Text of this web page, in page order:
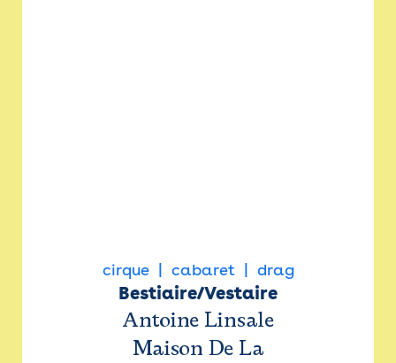
cirque cabaret drag
Bestiaire/Vestaire
Antoine Linsale
Maison De La